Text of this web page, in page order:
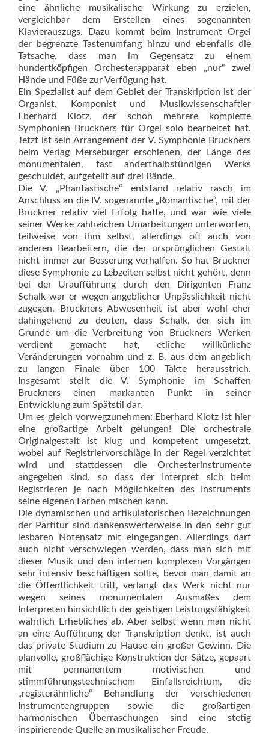
eine ähnliche musikalische Wirkung zu erzielen,
vergleichbar dem Erstellen eines sogenannten
Klavierauszugs. Dazu kommt beim Instrument Orgel
der begrenzte Tastenumfang hinzu und ebenfalls die
Tatsache, dass man im Gegensatz zu einem
hundertköpfigen Orchesterapparat eben „nur“ zwei
Hände und Füße zur Verfügung hat.
Ein Spezialist auf dem Gebiet der Transkription ist der
Organist, Komponist und Musikwissenschaftler
Eberhard Klotz, der schon mehrere komplette
Symphonien Bruckners für Orgel solo bearbeitet hat.
Jetzt ist sein Arrangement der V. Symphonie Bruckners
beim Verlag Merseburger erschienen, der Länge des
monumentalen, fast anderthalbstündigen Werks
geschuldet, aufgeteilt auf drei Bände.
Die V. „Phantastische“ entstand relativ rasch im
Anschluss an die IV. sogenannte „Romantische“, mit der
Bruckner relativ viel Erfolg hatte, und war wie viele
seiner Werke zahlreichen Umarbeitungen unterworfen,
teilweise von ihm selbst, allerdings oft auch von
anderen Bearbeitern, die der ursprünglichen Gestalt
nicht immer zur Besserung verhalfen. So hat Bruckner
diese Symphonie zu Lebzeiten selbst nicht gehört, denn
bei der Uraufführung durch den Dirigenten Franz
Schalk war er wegen angeblicher Unpässlichkeit nicht
zugegen. Bruckners Abwesenheit ist aber wohl eher
dahingehend zu deuten, dass Schalk, der sich im
Grunde um die Verbreitung von Bruckners Werken
verdient gemacht hat, etliche willkürliche
Veränderungen vornahm und z. B. aus dem angeblich
zu langen Finale über 100 Takte herausstrich.
Insgesamt stellt die V. Symphonie im Schaffen
Bruckners einen markanten Punkt in seiner
Entwicklung zum Spätstil dar.
Um es gleich vorwegzunehmen: Eberhard Klotz ist hier
eine großartige Arbeit gelungen! Die orches­trale
Originalgestalt ist klug und kompetent umgesetzt,
wobei auf Registriervorschläge in der Regel verzichtet
wird und stattdessen die Orchesterinstrumente
angegeben sind, so dass der Interpret sich beim
Registrieren je nach Möglichkeiten des Instruments
seine eigenen Farben mischen kann.
Die dynamischen und artikulatorischen Bezeichnungen
der Partitur sind dankenswerterweise in den sehr gut
lesbaren Notensatz mit eingegangen. Allerdings darf
auch nicht verschwiegen werden, dass man sich mit
dieser Musik und den internen komplexen Vorgängen
sehr intensiv beschäftigen sollte, bevor man damit an
die Öffentlichkeit tritt, verlangt das Werk nicht nur
wegen seines monumentalen Ausmaßes dem
Interpreten hinsichtlich der geis­tigen Leistungsfähigkeit
wahrlich Erhebliches ab. Aber selbst wenn man nicht
an eine Aufführung der Transkription denkt, ist auch
das private Studium zu Hause ein großer Gewinn. Die
planvolle, großflächige Konstruktion der Sätze, gepaart
mit permanentem motivischen und
stimmführungstechnischem Einfallsreichtum, die
„registerähn­liche“ Behand­lung der verschiedenen
Instrumentengruppen sowie die großartigen
harmonischen Über­raschungen sind eine stetig
inspirierende Quelle an musikalischer Freude.